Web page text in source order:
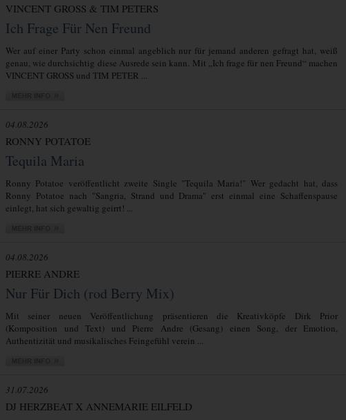
VINCENT GROSS & TIM PETERS
Ich Frage Für Nen Freund
Wer auf einer Party schon einmal angeblich nur für jemand anderen gefragt hat, weiß
genau, wie durchsichtig diese Ausrede sein kann. Mit „Ich frage für nen Freund“ machen
VINCENT GROSS und TIM PETER ...
04.08.2026
RONNY POTATOE
Tequila Maria
Ronny Potatoe veröffentlicht zweite Single "Tequila Maria!" Wer gedacht hat, dass
Ronny Potatoe nach "Sangria, Strand und Drama" erst einmal eine Schaffenspause
einlegt, hat sich gewaltig geirrt! ...
04.08.2026
PIERRE ANDRE
Nur Für Dich (rod Berry Mix)
Mit seiner neuen Veröffentlichung präsentieren die Kreativköpfe Dirk Prior
(Komposition und Text) und Pierre Andre (Gesang) einen Song, der Emotion,
Authentizität und musikalisches Feingefühl verein ...
31.07.2026
DJ HERZBEAT X ANNEMARIE EILFELD